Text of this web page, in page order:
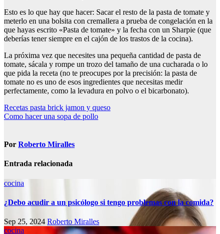
Esto es lo que hay que hacer: Sacar el resto de la pasta de tomate y
meterlo en una bolsita con cremallera a prueba de congelación en la
que hayas escrito «Pasta de tomate» y la fecha con un Sharpie (que
deberías tener siempre en el cajón de los trastos de la cocina).
La próxima vez que necesites una pequeña cantidad de pasta de
tomate, sácala y rompe un trozo del tamaño de una cucharada o lo
que pida la receta (no te preocupes por la precisión: la pasta de
tomate no es uno de esos ingredientes que necesitas medir
perfectamente, como la levadura en polvo o el bicarbonato).
Navegación
de
Recetas pasta brick jamon y queso
Como hacer una sopa de pollo
Por Roberto Miralles
Entrada relacionada
cocina
¿Debo acudir a un psicólogo si tengo problemas con la comida?
Sep 25, 2024 Roberto Miralles
cocina